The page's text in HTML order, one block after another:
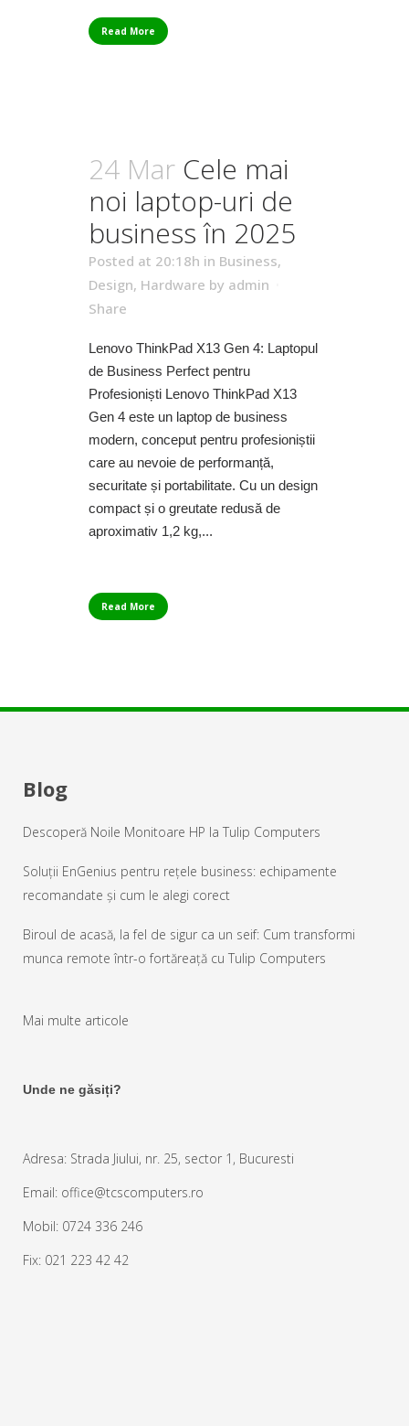
Read More
24 Mar Cele mai
noi laptop-uri de
business în 2025
Posted at 20:18h in Business,
Design, Hardware by admin
Share
Lenovo ThinkPad X13 Gen 4: Laptopul
de Business Perfect pentru
Profesioniști Lenovo ThinkPad X13
Gen 4 este un laptop de business
modern, conceput pentru profesioniștii
care au nevoie de performanță,
securitate și portabilitate. Cu un design
compact și o greutate redusă de
aproximativ 1,2 kg,...
Read More
Blog
Descoperă Noile Monitoare HP la Tulip Computers
Soluții EnGenius pentru rețele business: echipamente
recomandate și cum le alegi corect
Biroul de acasă, la fel de sigur ca un seif: Cum transformi
munca remote într-o fortăreață cu Tulip Computers
Mai multe articole
Unde ne găsiți?
Adresa: Strada Jiului, nr. 25, sector 1, Bucuresti
Email: office@tcscomputers.ro
Mobil: 0724 336 246
Fix: 021 223 42 42